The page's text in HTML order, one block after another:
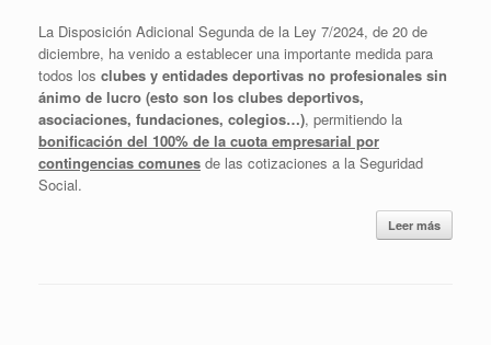
La Disposición Adicional Segunda de la Ley 7/2024, de 20 de
diciembre, ha venido a establecer una importante medida para
todos los clubes y entidades deportivas no profesionales sin
ánimo de lucro (esto son los clubes deportivos,
asociaciones, fundaciones, colegios…), permitiendo la
bonificación del 100% de la cuota empresarial por
contingencias comunes de las cotizaciones a la Seguridad
Social.
Leer más